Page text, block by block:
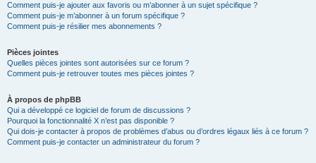
Comment puis-je ajouter aux favoris ou m’abonner à un sujet spécifique ?
Comment puis-je m’abonner à un forum spécifique ?
Comment puis-je résilier mes abonnements ?
Pièces jointes
Quelles pièces jointes sont autorisées sur ce forum ?
Comment puis-je retrouver toutes mes pièces jointes ?
À propos de phpBB
Qui a développé ce logiciel de forum de discussions ?
Pourquoi la fonctionnalité X n’est pas disponible ?
Qui dois-je contacter à propos de problèmes d’abus ou d’ordres légaux liés à ce forum ?
Comment puis-je contacter un administrateur du forum ?